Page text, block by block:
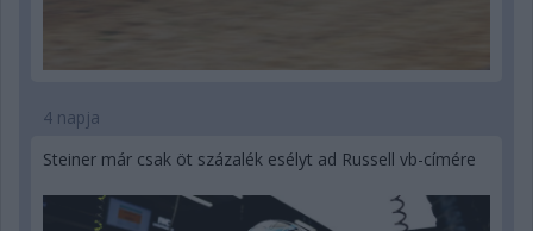
4 napja
Steiner már csak öt százalék esélyt ad Russell vb-címére